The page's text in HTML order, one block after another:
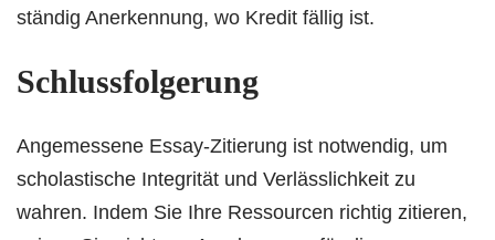
ständig Anerkennung, wo Kredit fällig ist.
Schlussfolgerung
Angemessene Essay-Zitierung ist notwendig, um
scholastische Integrität und Verlässlichkeit zu
wahren. Indem Sie Ihre Ressourcen richtig zitieren,